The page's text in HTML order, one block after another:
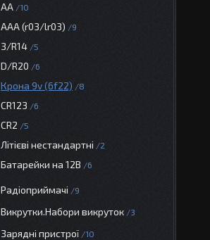
АА 10
AAA (r03/lr03) 9
З/R14 5
D/R20 6
Крона 9v (6f22) 8
CR123 6
CR2 5
Літієві нестандартні 2
Батарейки на 12В 6
Радіоприймачі 9
Викрутки.Набори викруток 3
Зарядні пристрої 10